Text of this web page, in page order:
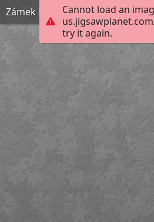
Cannot load an
try it again.
Zámek Pardubice s